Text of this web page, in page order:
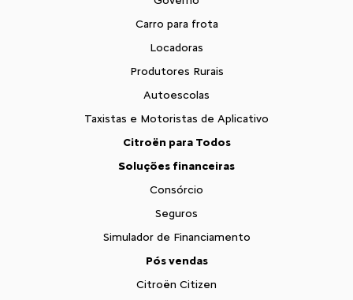
Carro para frota
Locadoras
Produtores Rurais
Autoescolas
Taxistas e Motoristas de Aplicativo
Citroën para Todos
Soluções financeiras
Consórcio
Seguros
Simulador de Financiamento
Pós vendas
Citroën Citizen